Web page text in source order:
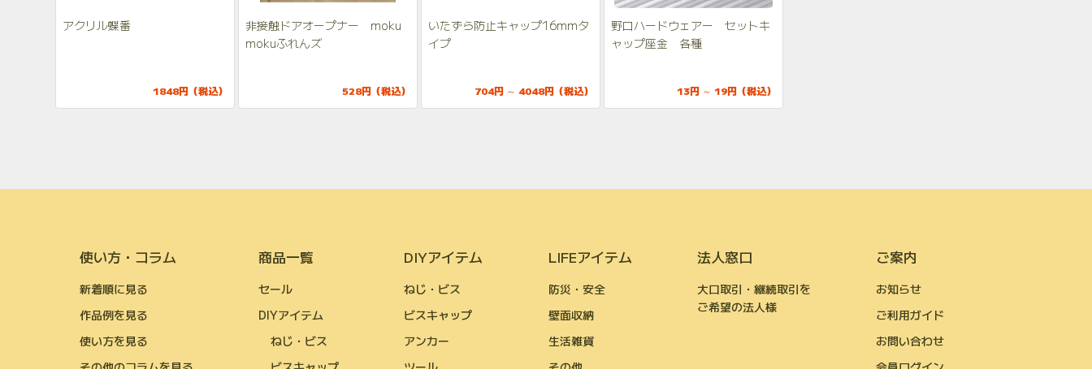
アクリル蝶番
1848円（税込）
非接触ドアオープナー moku
mokuふれんズ
528円（税込）
いたずら防止キャップ16mmタ
イプ
704円 ～ 4048円（税込）
野口ハードウェアー セットキ
ャップ座金 各種
13円 ～ 19円（税込）
使い方・コラム
新着順に見る
作品例を見る
使い方を見る
商品一覧
セール
DIYアイテム
ねじ・ビス
DIYアイテム
ねじ・ビス
ビスキャップ
アンカー
LIFEアイテム
防災・安全
壁面収納
生活雑貨
法人窓口
大口取引・継続取引を
ご希望の法人様
ご案内
お知らせ
ご利用ガイド
お問い合わせ